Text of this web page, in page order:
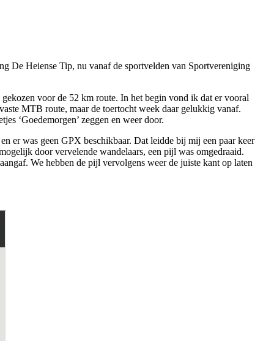
De Heiense Tip, nu vanaf de sportvelden van Sportvereniging
voor de 52 km route. In het begin vond ik dat er vooral
MTB route, maar de toertocht week daar gelukkig vanaf.
‘Goedemorgen’ zeggen en weer door.
er was geen GPX beschikbaar. Dat leidde bij mij een paar keer
door vervelende wandelaars, een pijl was omgedraaid.
We hebben de pijl vervolgens weer de juiste kant op laten